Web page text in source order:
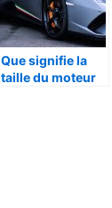
Que signifie la
taille du moteur